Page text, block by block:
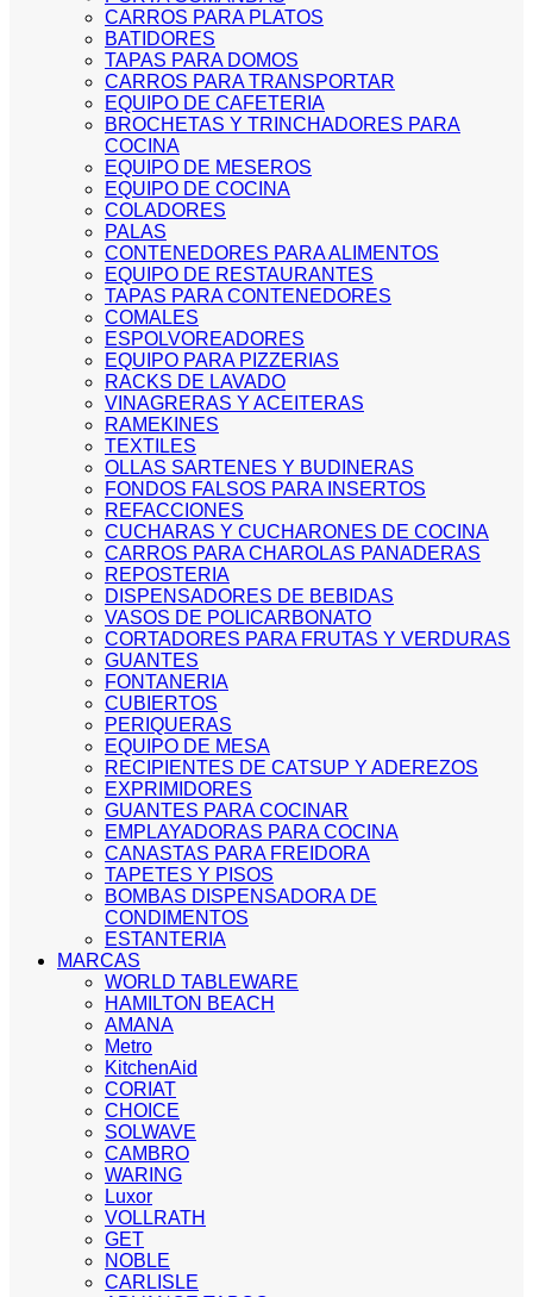
CARROS PARA PLATOS
BATIDORES
TAPAS PARA DOMOS
CARROS PARA TRANSPORTAR
EQUIPO DE CAFETERIA
BROCHETAS Y TRINCHADORES PARA
COCINA
EQUIPO DE MESEROS
EQUIPO DE COCINA
COLADORES
PALAS
CONTENEDORES PARA ALIMENTOS
EQUIPO DE RESTAURANTES
TAPAS PARA CONTENEDORES
COMALES
ESPOLVOREADORES
EQUIPO PARA PIZZERIAS
RACKS DE LAVADO
VINAGRERAS Y ACEITERAS
RAMEKINES
TEXTILES
OLLAS SARTENES Y BUDINERAS
FONDOS FALSOS PARA INSERTOS
REFACCIONES
CUCHARAS Y CUCHARONES DE COCINA
CARROS PARA CHAROLAS PANADERAS
REPOSTERIA
DISPENSADORES DE BEBIDAS
VASOS DE POLICARBONATO
CORTADORES PARA FRUTAS Y VERDURAS
GUANTES
FONTANERIA
CUBIERTOS
PERIQUERAS
EQUIPO DE MESA
RECIPIENTES DE CATSUP Y ADEREZOS
EXPRIMIDORES
GUANTES PARA COCINAR
EMPLAYADORAS PARA COCINA
CANASTAS PARA FREIDORA
TAPETES Y PISOS
BOMBAS DISPENSADORA DE
CONDIMENTOS
ESTANTERIA
MARCAS
WORLD TABLEWARE
HAMILTON BEACH
AMANA
Metro
KitchenAid
CORIAT
CHOICE
SOLWAVE
CAMBRO
WARING
Luxor
VOLLRATH
GET
NOBLE
CARLISLE